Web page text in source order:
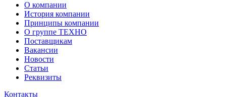
О компании
История компании
Принципы компании
О группе ТЕХНО
Поставщикам
Вакансии
Новости
Статьи
Реквизиты
Контакты